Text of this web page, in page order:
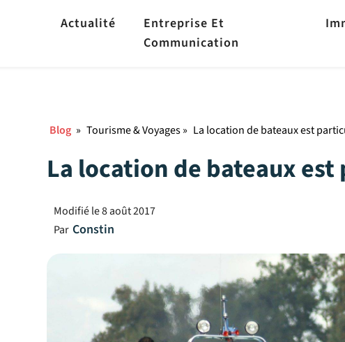
Actualité
Entreprise Et
Communication
Blog » Tourisme & Voyages» La location de bateaux est
La location de bateaux
Modifié le8 août 2017
Par Constin